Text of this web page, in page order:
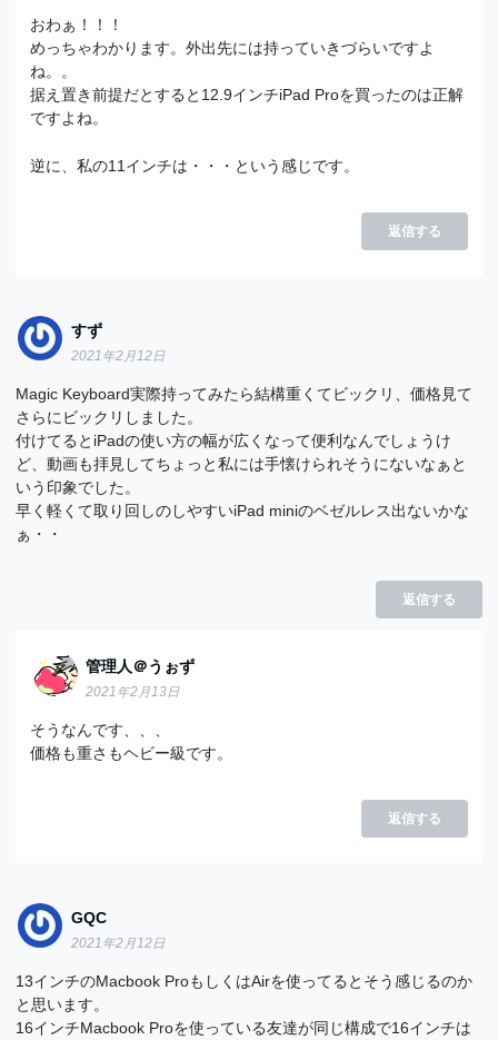
おわぁ！！！
めっちゃわかります。外出先には持っていきづらいですよ
ね。。
据え置き前提だとすると12.9インチiPad Proを買ったのは正解
ですよね。
逆に、私の11インチは・・・という感じです。
返信する
すず
2021年2月12日
Magic Keyboard実際持ってみたら結構重くてビックリ、価格見て
さらにビックリしました。
付けてるとiPadの使い方の幅が広くなって便利なんでしょうけ
ど、動画も拝見してちょっと私には手懐けられそうにないなぁと
いう印象でした。
早く軽くて取り回しのしやすいiPad miniのベゼルレス出ないかな
ぁ・・
返信する
管理人＠うぉず
2021年2月13日
そうなんです、、、
価格も重さもヘビー級です。
返信する
GQC
2021年2月12日
13インチのMacbook ProもしくはAirを使ってるとそう感じるのか
と思います。
16インチMacbook Proを使っている友達が同じ構成で16インチは